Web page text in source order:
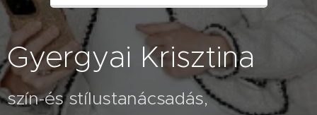
Gyergyai Krisztina
szín-és stílustanácsadás,